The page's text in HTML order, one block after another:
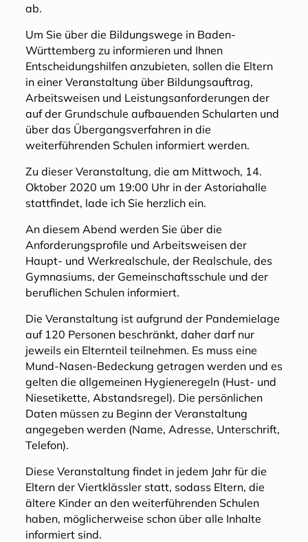
ab.
Um Sie über die Bildungswege in Baden-
Württemberg zu informieren und Ihnen
Entscheidungshilfen anzubieten, sollen die Eltern
in einer Veranstaltung über Bildungsauftrag,
Arbeitsweisen und Leistungsanforderungen der
auf der Grundschule aufbauenden Schularten und
über das Übergangsverfahren in die
weiterführenden Schulen informiert werden.
Zu dieser Veranstaltung, die am Mittwoch, 14.
Oktober 2020 um 19:00 Uhr in der Astoriahalle
stattfindet, lade ich Sie herzlich ein.
An diesem Abend werden Sie über die
Anforderungsprofile und Arbeitsweisen der
Haupt- und Werkrealschule, der Realschule, des
Gymnasiums, der Gemeinschaftsschule und der
beruflichen Schulen informiert.
Die Veranstaltung ist aufgrund der Pandemielage
auf 120 Personen beschränkt, daher darf nur
jeweils ein Elternteil teilnehmen. Es muss eine
Mund-Nasen-Bedeckung getragen werden und es
gelten die allgemeinen Hygieneregeln (Hust- und
Niesetikette, Abstandsregel). Die persönlichen
Daten müssen zu Beginn der Veranstaltung
angegeben werden (Name, Adresse, Unterschrift,
Telefon).
Diese Veranstaltung findet in jedem Jahr für die
Eltern der Viertklässler statt, sodass Eltern, die
ältere Kinder an den weiterführenden Schulen
haben, möglicherweise schon über alle Inhalte
informiert sind.